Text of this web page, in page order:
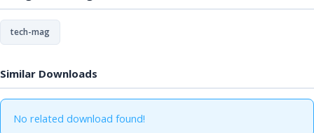
tech-mag
Similar Downloads
No related download found!